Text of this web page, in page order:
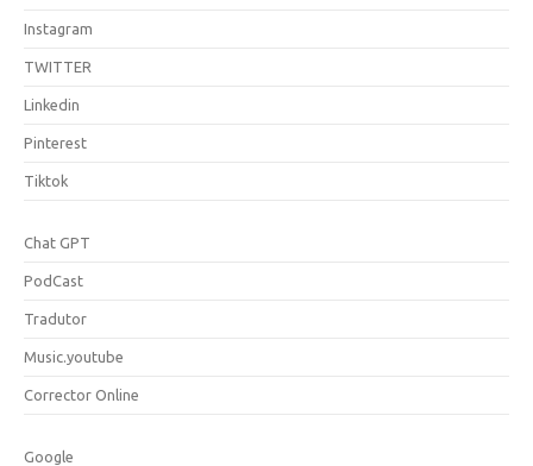
Instagram
TWITTER
Linkedin
Pinterest
Tiktok
Chat GPT
PodCast
Tradutor
Music.youtube
Corrector Online
Google